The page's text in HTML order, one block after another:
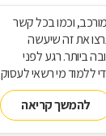
מורכב, וכמו בכל קשר
את זה שיעשה
ביותר. רגע לפני
ללמוד מי רשאי לעסוק
הנדרש כדי לטפל
להמשך קריאה